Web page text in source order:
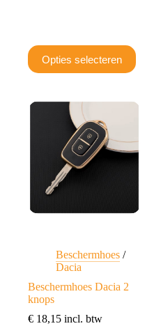
Opties selecteren
Dit
product
heeft
variaties.
gekozen
Beschermhoes /
Dacia
Beschermhoes Dacia 2
knops
€ 18,15 incl. btw